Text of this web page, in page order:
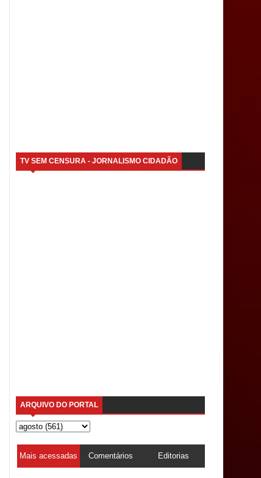
TV SEM CENSURA - JORNALISMO CIDADÃO
ARQUIVO DO PORTAL
Mais acessadas Comentários Editorias